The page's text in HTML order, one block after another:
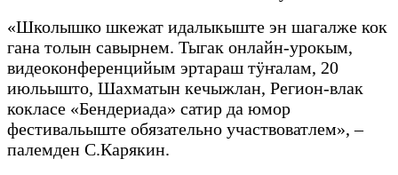
«Школышко шкежат идалыкыште эн шагалже кок
гана толын савырнем. Тыгак онлайн-урокым,
видеоконференцийым эртараш тӱҥалам, 20
июльышто, Шахматын кечыжлан, Регион-влак
кокласе «Бендериада» сатир да юмор
фестивальыште обязательно участвоватлем», –
палемден С.Карякин.